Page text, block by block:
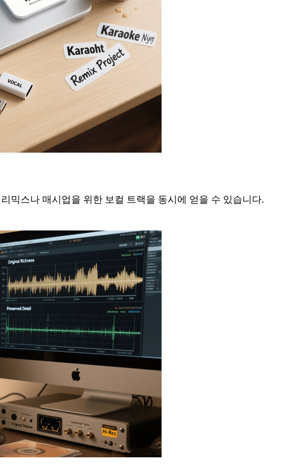
믹스나 매시업을 위한 보컬 트랙을 동시에 얻을 수 있습니다.